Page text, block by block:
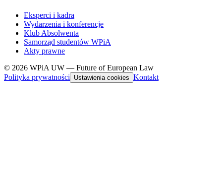
Eksperci i kadra
Wydarzenia i konferencje
Klub Absolwenta
Samorząd studentów WPiA
Akty prawne
© 2026 WPiA UW — Future of European Law
Polityka prywatności
Ustawienia cookies Kontakt